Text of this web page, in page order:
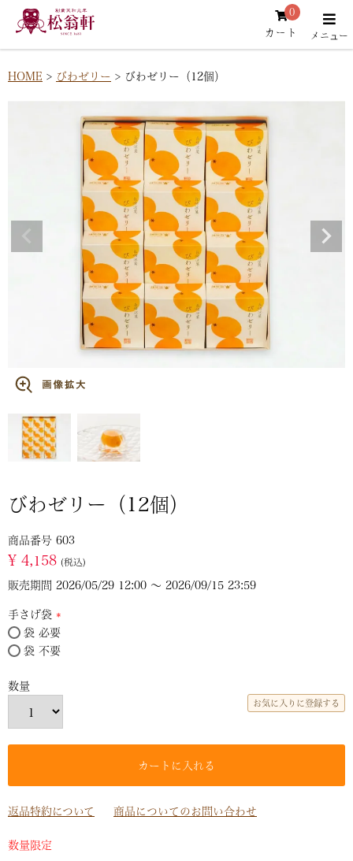
カート
0
HOME びわゼリー びわゼリー（12個）
びわゼリー（12個）
商品番号 603
¥ 4,158 税込
販売期間 2026/05/29 12:00 〜 2026/09/15 23:59
手さげ袋
(必
須)
袋 必要
袋 不要
お気に入りに登録する
カートに入れる
返品特約について 商品についてのお問い合わせ
数量限定